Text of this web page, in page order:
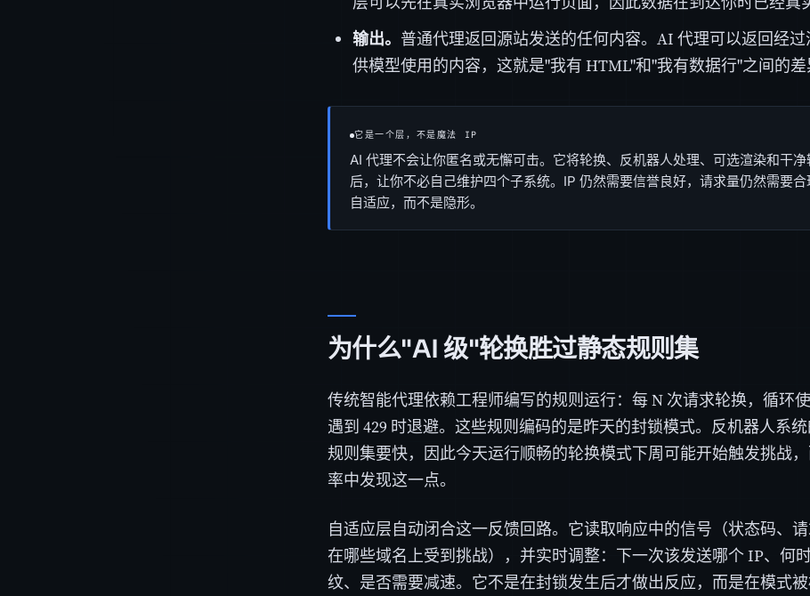
输出。 普通代理返回源站发送的任何内容。AI 代理可以返回经
供模型使用的内容，这就是"我有 HTML"和"我有数据行"之间的差
它是一个层，不是魔法 IP
AI 代理不会让你匿名或无懈可击。它将轮换、反机器人处理、可选渲染和干
后，让你不必自己维护四个子系统。IP 仍然需要信誉良好，请求量仍然需要
自适应，而不是隐形。
为什么"AI 级"轮换胜过静态规则集
传统智能代理依赖工程师编写的规则运行：每 N 次请求轮换，循环使
遇到 429 时退避。这些规则编码的是昨天的封锁模式。反机器人系
规则集要快，因此今天运行顺畅的轮换模式下周可能开始触发挑战
率中发现这一点。
自适应层自动闭合这一反馈回路。它读取响应中的信号（状态码、
在哪些域名上受到挑战），并实时调整：下一次该发送哪个 IP、何
纹、是否需要减速。它不是在封锁发生后才做出反应，而是在模式被